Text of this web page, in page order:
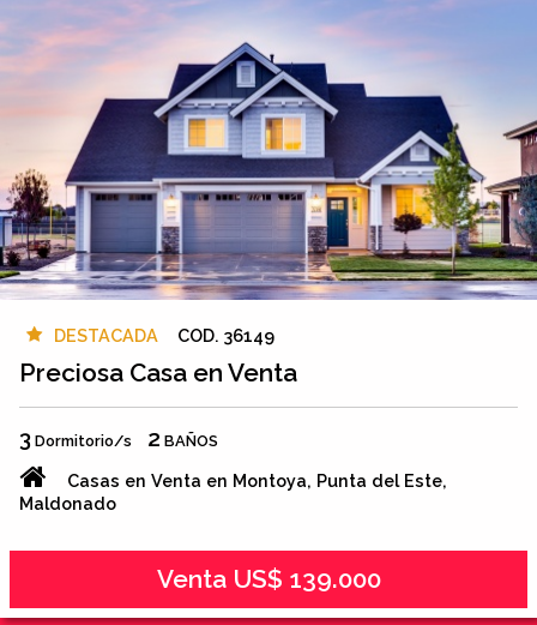
DESTACADA COD. 36149
Preciosa Casa en Venta
3 Dormitorio/s 2 BAÑOS
Casas en Venta en Montoya, Punta del Este,
Maldonado
Venta US$ 139.000